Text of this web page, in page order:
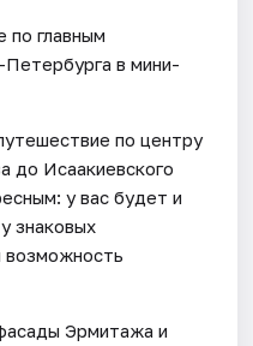
по главным
в мини-
по центру
до Исаакиевского
у вас будет и
знаковых
возможность
Эрмитажа и